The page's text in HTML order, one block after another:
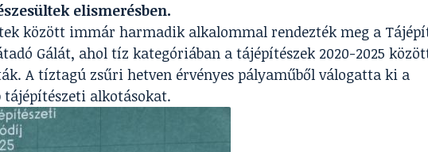
elismerésben.
között immár harmadik alkalommal rendezték meg a
Gálát, ahol tíz kategóriában a tájépítészek 2020-2025
A tíztagú zsűri hetven érvényes pályaműből válogatta ki a
tájépítészeti alkotásokat.